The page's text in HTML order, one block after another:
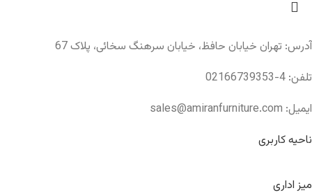
آدرس: تهران خیابان حافظ، خیابان سرهنگ سخائی، پلاک 67
تلفن: 4-02166739353
ایمیل: sales@amiranfurniture.com
ناحیه کاربری
میز اداری